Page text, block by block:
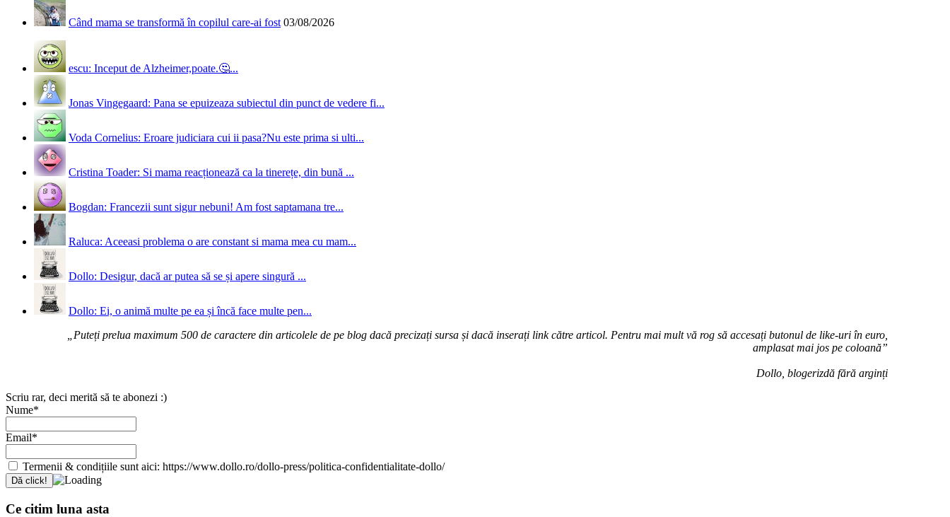
Când mama se transformă în copilul care-ai fost 03/08/2026
escu: Inceput de Alzheimer,poate.🤔...
Jonas Vingegaard: Pana se epuizeaza subiectul din punct de vedere fi...
Voda Cornelius: Eroare judiciara cui ii pasa?Nu este prima si ulti...
Cristina Toader: Si mama reacționează ca la tinerețe, din bună ...
Bogdan: Francezii sunt sigur nebuni! Am fost saptamana tre...
Raluca: Aceeasi problema o are constant si mama mea cu mam...
Dollo: Desigur, dacă ar putea să se și apere singură ...
Dollo: Ei, o animă multe pe ea și încă face multe pen...
„Puteți prelua maximum 500 de caractere din articolele de pe blog dacă precizați sursa și dacă inserați link către articol. Pentru mai mult vă rog să accesați butonul de like-uri în euro,
amplasat mai jos pe coloană”
Dollo, blogerizdă fără arginți
Scriu rar, deci merită să te abonezi :)
Nume*
Email*
Termenii & condițiile sunt aici: https://www.dollo.ro/dollo-press/politica-confidentialitate-dollo/
Ce citim luna asta